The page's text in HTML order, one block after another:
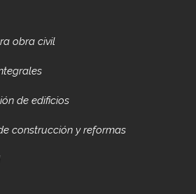
obra civil
de edificios
construcción y reformas